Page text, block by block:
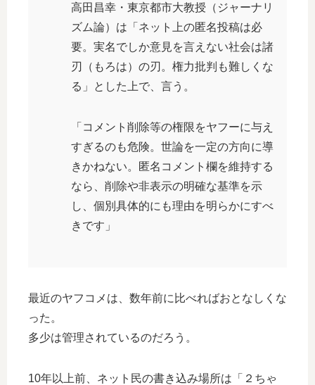
高田昌幸・東京都市大教授（ジャーナリ
ズム論）は「ネット上の匿名投稿は必
要。実名でしか意見を言えない社会は諸
刃（もろは）の刃。権力批判も難しくな
る」とした上で、言う。
「コメント削除等の権限をヤフーに与え
すぎるのも危険。世論を一定の方向に導
きかねない。匿名コメント欄を維持する
なら、削除や非表示の明確な基準を示
し、個別具体的にも理由を明らかにすべ
きです」
最近のヤフコメは、数年前に比べればおとなしくな
った。
多少は管理されているのだろう。
10年以上前、ネット民の書き込み場所は「２ちゃ